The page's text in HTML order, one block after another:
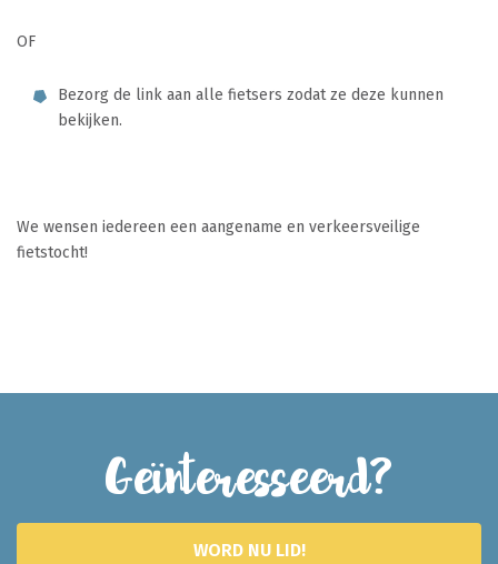
OF
Bezorg de link aan alle fietsers zodat ze deze kunnen
bekijken.
We wensen iedereen een aangename en verkeersveilige
fietstocht!
Geïnteresseerd?
WORD NU LID!